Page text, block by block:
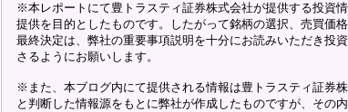
※本レポートにて豊トラスティ証券株式会社が提供する投資
提供を目的としたものです。したがって銘柄の選択、売買価
最終決定は、弊社の重要事項説明を十分にお読みいただき投
さるようにお願いします。
※また、本ブログ内にて提供される情報は豊トラスティ証券
と判断した情報源をもとに弊社が作成したものですが、その